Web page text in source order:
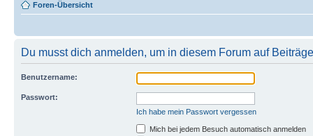
Foren-Übersicht
Du musst dich anmelden, um in diesem Forum auf
Benutzername:
Passwort:
Ich habe mein Passwort vergessen
Mich bei jedem Besuch automatisch anmelden